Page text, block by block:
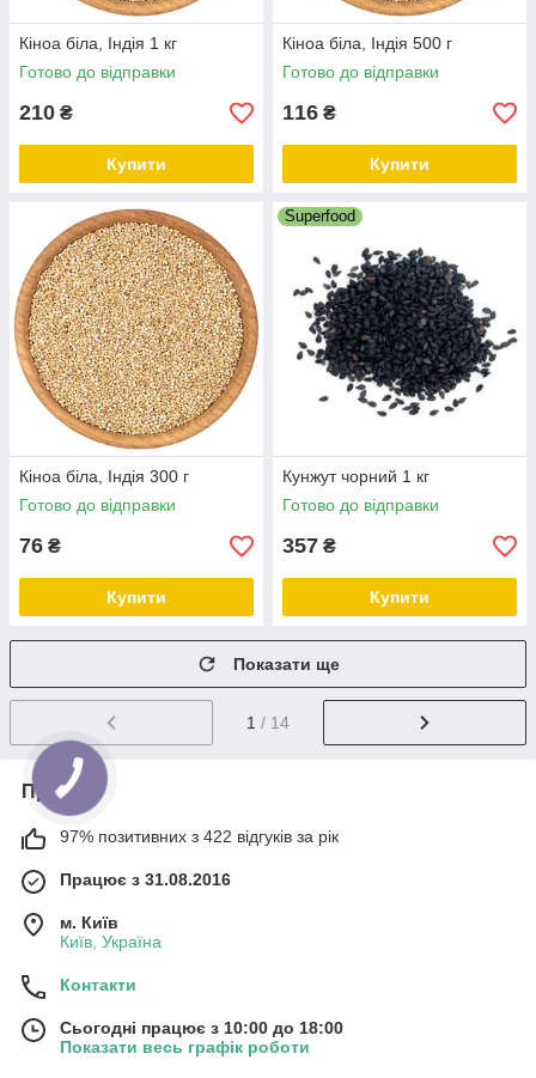
Кіноа біла, Індія 1 кг
Готово до відправки
210 ₴
Купити
Кіноа біла, Індія 500 г
Готово до відправки
116 ₴
Купити
Кіноа біла, Індія 300 г
Готово до відправки
76 ₴
Купити
Superfood
Кунжут чорний 1 кг
Готово до відправки
357 ₴
Купити
Показати ще
1 / 14
Про нас
97% позитивних з 422 відгуків за рік
Працює з 31.08.2016
м. Київ
Київ, Україна
Контакти
Сьогодні працює з 10:00 до 18:00
Показати весь графік роботи